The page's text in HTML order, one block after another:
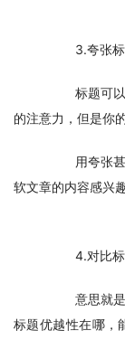
3.夸张标
标题可以
的注意力，但是你
用夸张甚
软文章的内容感兴趣
4.对比标
意思就是
标题优越性在哪，